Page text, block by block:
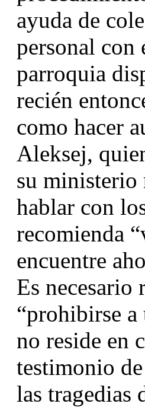
ayuda de
personal con
parroquia
recién
como hacer
Aleksej,
su ministerio
hablar con
recomienda
encuentre
Es necesario
“prohibirse
no reside en
testimonio
las tragedias